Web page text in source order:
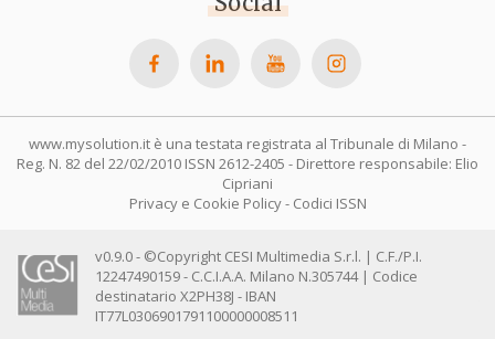
www.mysolution.it è una testata registrata al Tribunale di Milano -
Reg. N. 82 del 22/02/2010 ISSN 2612-2405 - Direttore responsabile: Elio
Cipriani
Privacy e Cookie Policy- Codici ISSN
v0.9.0 - ©Copyright CESI Multimedia S.r.l. | C.F./P.I.
12247490159 - C.C.I.A.A. Milano N.305744 | Codice
destinatario X2PH38J - IBAN
IT77L0306901791100000008511